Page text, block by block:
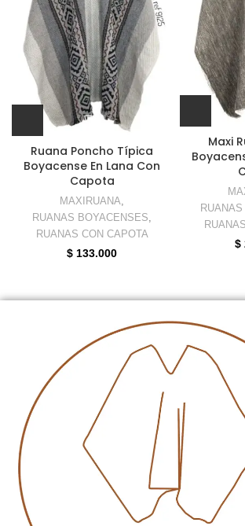
Ruana Poncho Típica
Boyacense En Lana Con
Capota
MAXIRUANA
RUANAS BOYACENSES
RUANAS CON CAPOTA
$ 133.000
Maxi
$